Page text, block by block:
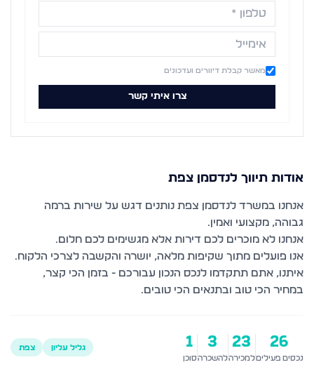
מאשר קבלת דיוורים ועדכונים
צרו איתי קשר
אודותתיווך לנדסמן צפת
אנחנו במשרד לנדסמן צפת נותנים דגש על שירות ברמה
אנו פועלים מתוך שקיפות מלאה, יושרה והקשבה לצרכי הלקוח.
איתנו, אתם תתקדמו לנכס הנכון עבורכם - בזמן הכי קצר,
במחיר הכי טוב ובתנאים הכי טובים.
26
נכסים פעילים
23
למכירה
3
להשכרה
1
סוכן
גליל עליון צפת